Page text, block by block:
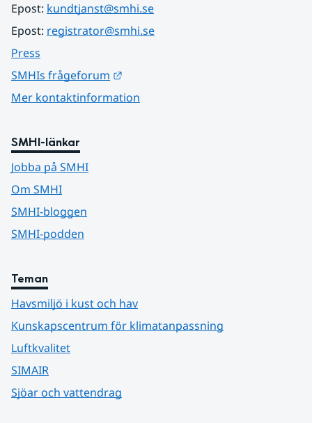
Epost: kundtjanst@smhi.se
Epost: registrator@smhi.se
Press
SMHIs frågeforum
Mer kontaktinformation
SMHI-länkar
Jobba på SMHI
Om SMHI
SMHI-bloggen
SMHI-podden
Teman
Havsmiljö i kust och hav
Kunskapscentrum för klimatanpassning
Luftkvalitet
SIMAIR
Sjöar och vattendrag